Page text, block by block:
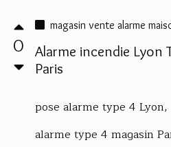
0
magasin vente alarme
Alarme incendie Lyon
Paris
pose alarme type 4 Lyon,
alarme type 4 magasin